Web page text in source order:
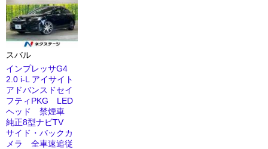
スバル
インプレッサG4
2.0 i-L アイサイト
アドバンスドセイ
フティPKG LED
ヘッド 禁煙車
純正8型ナビTV
サイド・バックカ
メラ 全車速追従